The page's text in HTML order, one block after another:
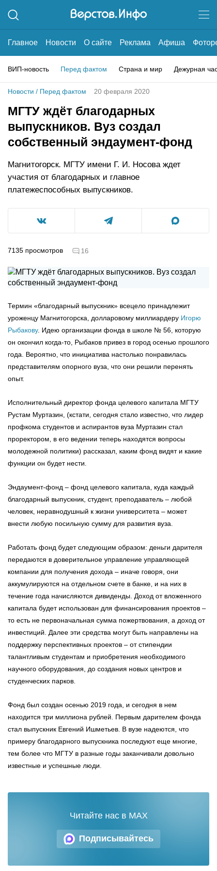
Главное Новости О сайте Реклама Афиша
ВИП-новость Перед фактом Страна и мир Дежурная
Новости / Перед фактом 20 февраля 2020
МГТУ ждёт благодарных
выпускников. Вуз создал
собственный эндаумент-фонд
Магнитогорск. МГТУ имени Г. И. Носова ждет
участия от благодарных и главное
платежеспособных выпускников.
7135 просмотров 16
Термин «благодарный выпускник» всецело принадлежит
уроженцу Магнитогорска, долларовому миллиардеру Игорю
Рыбакову. Идею организации фонда в школе № 56, которую
он окончил когда-то, Рыбаков привез в город осенью прошлого
года. Вероятно, что инициатива настолько понравилась
представителям опорного вуза, что они решили перенять
опыт.
Исполнительный директор фонда целевого капитала МГТУ
Рустам Муртазин, (кстати, сегодня стало известно, что лидер
профкома студентов и аспирантов вуза Муртазин стал
проректором, в его ведении теперь находятся вопросы
молодежной политики) рассказал, каким фонд видят и какие
функции он будет нести.
Эндаумент-фонд – фонд целевого капитала, куда каждый
благодарный выпускник, студент, преподаватель – любой
человек, неравнодушный к жизни университета – может
внести любую посильную сумму для развития вуза.
Работать фонд будет следующим образом: деньги дарителя
передаются в доверительное управление управляющей
компании для получения дохода – иначе говоря, они
аккумулируются на отдельном счете в банке, и на них в
течение года начисляются дивиденды. Доход от вложенного
капитала будет использован для финансирования проектов –
то есть не первоначальная сумма пожертвования, а доход от
инвестиций. Далее эти средства могут быть направлены на
поддержку перспективных проектов – от стипендии
талантливым студентам и приобретения необходимого
научного оборудования, до создания новых центров и
студенческих парков.
Фонд был создан осенью 2019 года, и сегодня в нем
находится три миллиона рублей. Первым дарителем фонда
стал выпускник Евгений Ишметьев. В вузе надеются, что
примеру благодарного выпускника последуют еще многие,
тем более что МГТУ в разные годы заканчивали довольно
известные и успешные люди.
Подписывайтесь
Читайте нас в MAX